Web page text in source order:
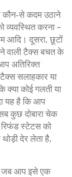
कौन‑से कदम उठाने
व्यवस्थित करना –
आदि। दूसरा,छूटों
वाली टैक्स बचत के
अतिरिक्त
सलाहकार या
क्या कोई गलती या
यह है कि आप
कुछ दोबारा चेक
स्टेटस को
देर लेता है,
जब आप इसे एक